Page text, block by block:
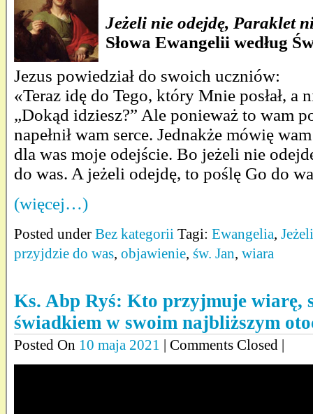
Jeżeli nie odejdę, Paraklet
Słowa Ewangelii według
Jezus powiedział do swoich uczniów:
«Teraz idę do Tego, który Mnie posłał, a
„Dokąd idziesz?” Ale ponieważ to wam
napełnił wam serce. Jednakże mówię
dla was moje odejście. Bo jeżeli nie
do was. A jeżeli odejdę, to poślę Go do
(więcej…)
Posted under Bez kategorii Tagi: Ewangelia,
przyjdzie do was, objawienie, św. Jan, wiara
Ks. Abp Ryś: Kto przyjmuje wiarę,
świadkiem w swoim najbliższym
Posted On 10 maja 2021 | Comments Closed |